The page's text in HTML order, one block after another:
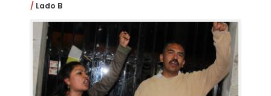
Lado B